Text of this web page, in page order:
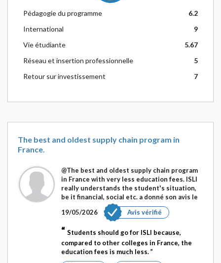
Pédagogie du programme
6.2
International
9
Vie étudiante
5.67
Réseau et insertion professionnelle
5
Retour sur investissement
7
The best and oldest supply chain program in
France.
@The best and oldest supply chain program
in France with very less education fees. ISLI
really understands the student's situation,
be it financial, social etc. a donné son avis le
19/05/2026
Avis vérifié
Students should go for ISLI because,
compared to other colleges in France, the
education fees is much less.